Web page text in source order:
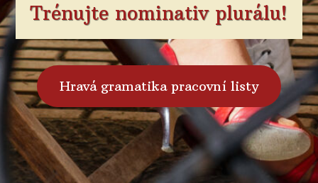
Trénujte nominativ plurálu!
Hravá gramatika pracovní listy